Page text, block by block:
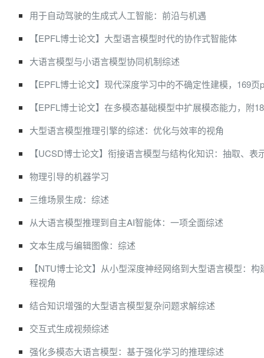
用于自动驾驶的生成式人工智能：前沿与机遇
【EPFL博士论文】大型语言模型时代的协作式智能体
大语言模型与小语言模型协同机制综述
【EPFL博士论文】现代深度学习中的不确定性建模，169页
【EPFL博士论文】在多模态基础模型中扩展模态能力，附
大型语言模型推理引擎的综述：优化与效率的视角
【UCSD博士论文】衔接语言模型与结构化知识：抽取、表
物理引导的机器学习
三维场景生成：综述
从大语言模型推理到自主AI智能体：一项全面综述
文本生成与编辑图像：综述
【NTU博士论文】从小型深度神经网络到大型语言模型：
程视角
结合知识增强的大型语言模型复杂问题求解综述
交互式生成视频综述
强化多模态大语言模型：基于强化学习的推理综述